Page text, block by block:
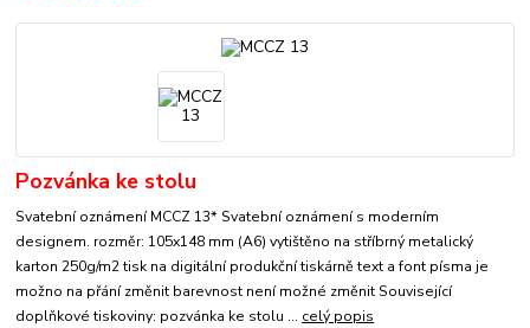
Pozvánka ke stolu
Svatební oznámení MCCZ 13* Svatební oznámení s moderním
designem. rozměr: 105x148 mm (A6) vytištěno na stříbrný metalický
karton 250g/m2 tisk na digitální produkční tiskárně text a font písma je
možno na přání změnit barevnost není možné změnit Související
doplňkové tiskoviny: pozvánka ke stolu ... celý popis